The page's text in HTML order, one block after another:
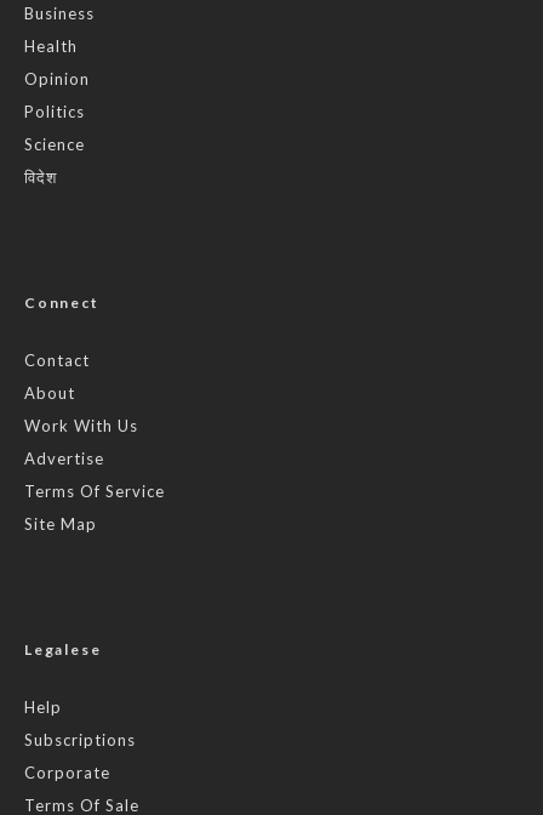
Business
Health
Opinion
Politics
Science
विदेश
Connect
Contact
About
Work With Us
Advertise
Terms Of Service
Site Map
Legalese
Help
Subscriptions
Corporate
Terms Of Sale